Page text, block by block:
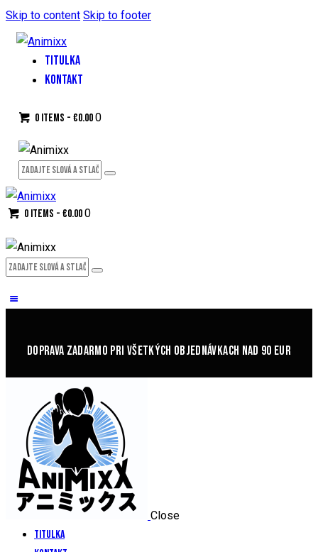
Skip to content Skip to footer
TITULKA
KONTAKT
0 items -€0.000
0 items -€0.000
DOPRAVA ZADARMO PRI VŠETKÝCH OBJEDNÁVKACH NAD 90 EUR
Close
Titulka